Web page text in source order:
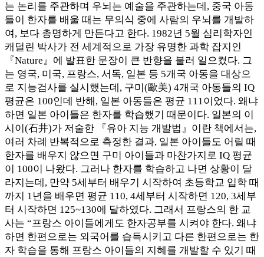
는 논리를 주관하며 우뇌는 예술을 주관하는데, 중국 아동
들이 한자를 배울 때는 무의식 중에 사람의 우뇌를 개발하
여, 보다 총명하게 만든다고 한다. 1982년 5월 심리학자인
캐덜린 박사가 전 세계적으로 가장 유명한 과학 잡지인
『Nature』에 발표한 문장이 큰 반향을 불러 일으켰다. 그
는 영국, 미국, 프랑스, 서독, 일본 등 5개국 아동을 대상으
로 지능검사를 실시했는데, 구미(歐美) 4개국 아동들의 IQ
평균은 100인데 반해, 일본 아동들은 평균 111이었다. 왜냐
하면 일본 아이들은 한자를 학습했기 때문이다. 일본의 이
시이(石井)가 저술한 『유아 지능 개발법』이란 책에서는,
여러 차례 반복적으로 측정한 결과, 일본 아이들도 어릴 때
한자를 배우지 않으면 구미 아이들과 마찬가지로 IQ 평균
이 100이 나왔다. 그러나 한자를 학습하고 나면 상황이 달
라지는데, 만약 5세부터 배우기 시작하여 초등학교 입학 때
까지 1년을 배우면 평균 110, 4세부터 시작하면 120, 3세부
터 시작하면 125~130에 달하였다. 그래서 프랑스의 한 교
사는 “프랑스 아이들에게도 한자공부를 시켜야 한다. 왜냐
하면 한편으로는 외국어를 습득시키고 다른 한편으로는 한
자 학습을 통해 프랑스 아이들의 지혜를 개발할 수 있기 때